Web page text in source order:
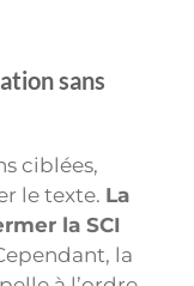
sans
ciblées,
le texte. La
la SCI
la